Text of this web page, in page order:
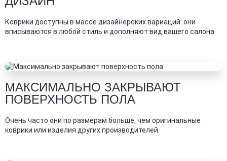
Коврики доступны в массе дизайнерских вариаций: они
вписываются в любой стиль и дополняют вид вашего салона.
МАКСИМАЛЬНО ЗАКРЫВАЮТ
ПОВЕРХНОСТЬ ПОЛА
Очень часто они по размерам больше, чем оригинальные
коврики или изделия других производителей.